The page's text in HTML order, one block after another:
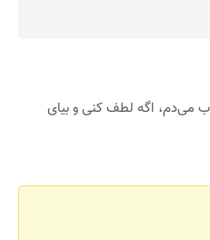
می‌دم، اگه لطف کنی و بیای